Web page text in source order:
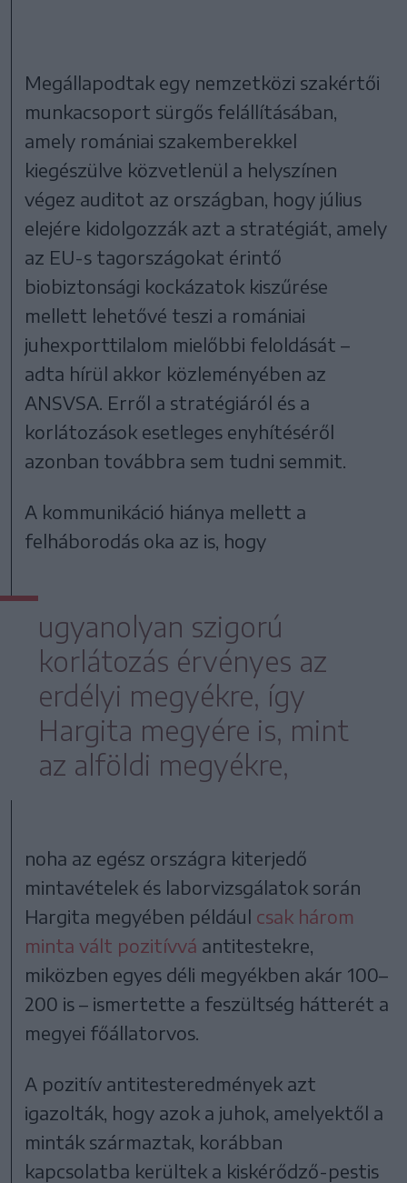
Megállapodtak egy nemzetközi szakértői
munkacsoport sürgős felállításában,
amely romániai szakemberekkel
kiegészülve közvetlenül a helyszínen
végez auditot az országban, hogy július
elejére kidolgozzák azt a stratégiát, amely
az EU-s tagországokat érintő
biobiztonsági kockázatok kiszűrése
mellett lehetővé teszi a romániai
juhexporttilalom mielőbbi feloldását –
adta hírül akkor közleményében az
ANSVSA. Erről a stratégiáról és a
korlátozások esetleges enyhítéséről
azonban továbbra sem tudni semmit.
A kommunikáció hiánya mellett a
felháborodás oka az is, hogy
ugyanolyan szigorú
korlátozás érvényes az
erdélyi megyékre, így
Hargita megyére is, mint
az alföldi megyékre,
noha az egész országra kiterjedő
mintavételek és laborvizsgálatok során
Hargita megyében például csak három
minta vált pozitívvá antitestekre,
miközben egyes déli megyékben akár 100–
200 is – ismertette a feszültség hátterét a
megyei főállatorvos.
A pozitív antitesteredmények azt
igazolták, hogy azok a juhok, amelyektől a
minták származtak, korábban
kapcsolatba kerültek a kiskérődző-pestis